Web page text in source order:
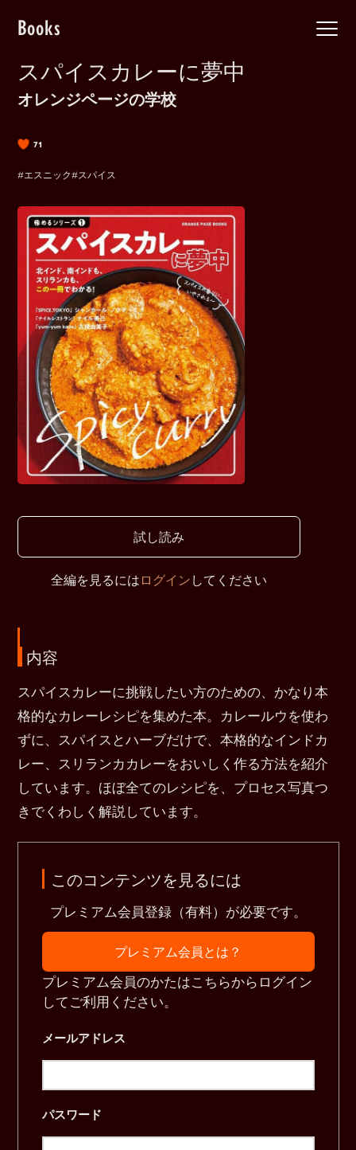
Books
スパイスカレーに夢中
オレンジページの学校
71
#エスニック#スパイス
試し読み
全編を見るにはログインしてください
内容
スパイスカレーに挑戦したい方のための、かなり本
格的なカレーレシピを集めた本。カレールウを使わ
ずに、スパイスとハーブだけで、本格的なインドカ
レー、スリランカカレーをおいしく作る方法を紹介
しています。ほぼ全てのレシピを、プロセス写真つ
きでくわしく解説しています。
このコンテンツを見るには
プレミアム会員登録（有料）が必要です。
プレミアム会員とは？
プレミアム会員のかたはこちらからログイン
してご利用ください。
メールアドレス
パスワード